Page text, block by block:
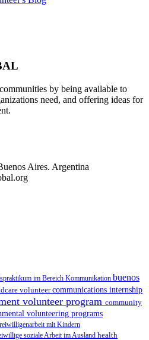
by being available to
need, and offering ideas for
Aires. Argentina
im Bereich Kommunikation buenos
volunteercommunications internship
volunteer program community
volunteering programs
mit Kindern
soziale Arbeit im Ausland health